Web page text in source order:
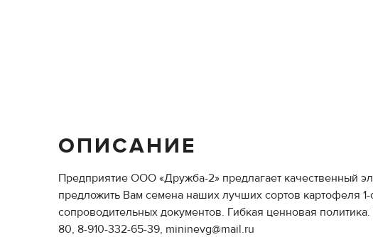
ОПИСАНИЕ
Предприятие ООО «Дружба-2» предлагает качественный
предложить Вам семена наших лучших сортов картофеля
сопроводительных документов. Гибкая ценновая
80, 8-910-332-65-39, mininevg@mail.ru